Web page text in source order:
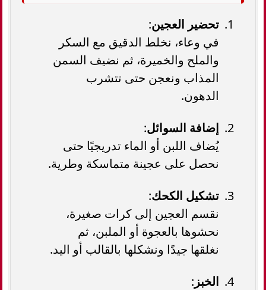
تحضير العجين:
في وعاء، نخلط الدقيق مع السكر
والملح والخميرة، ثم نضيف السمن
المذاب ونعجن حتى تتشرب
الدهون.
إضافة السوائل:
يُضاف اللبن أو الماء تدريجيًا حتى
نحصل على عجينة متماسكة وطرية.
تشكيل الكحك:
نقسم العجين إلى كرات صغيرة،
نحشوها بالعجوة أو الملبن، ثم
نغلقها جيدًا ونشكلها بالقالب أو اليد.
الخبز :